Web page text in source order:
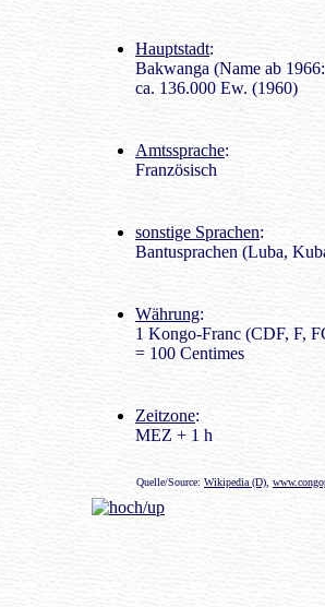
Hauptstadt:
Bakwanga (Name ab
ca. 136.000 Ew. (1960)
Amtssprache:
Französisch
sonstige Sprachen:
Bantusprachen (Luba,
Währung:
1 Kongo-Franc (CDF, F,
= 100 Centimes
Zeitzone:
MEZ + 1 h
Quelle/Source: Wikipedia (D)